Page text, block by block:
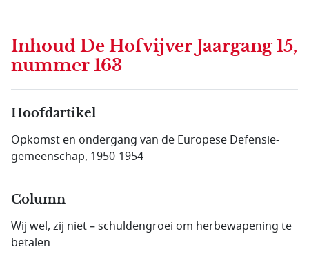
Inhoud De Hofvijver Jaargang 15,
nummer 163
Hoofdartikel
Opkomst en ondergang van de Europese Defensie­
gemeen­schap, 1950-1954
Column
Wij wel, zij niet – schuldengroei om herbewapening te
betalen